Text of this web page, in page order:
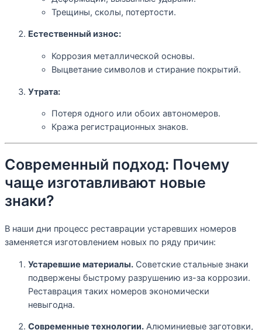
Трещины, сколы, потертости.
Естественный износ:
Коррозия металлической основы.
Выцветание символов и стирание покрытий.
Утрата:
Потеря одного или обоих автономеров.
Кража регистрационных знаков.
Современный подход: Почему
чаще изготавливают новые
знаки?
В наши дни процесс реставрации устаревших номеров
заменяется изготовлением новых по ряду причин:
Устаревшие материалы. Советские стальные знаки
подвержены быстрому разрушению из-за коррозии.
Реставрация таких номеров экономически
невыгодна.
Современные технологии. Алюминиевые заготовки,